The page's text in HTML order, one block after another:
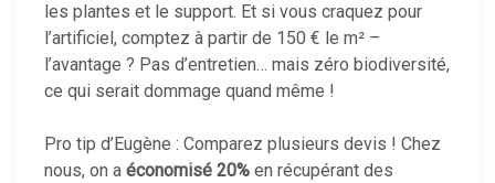
les plantes et le support. Et si vous craquez pour
l’artificiel, comptez à partir de 150 € le m² –
l’avantage ? Pas d’entretien… mais zéro biodiversité,
ce qui serait dommage quand même !
Pro tip d’Eugène : Comparez plusieurs devis ! Chez
nous, on a économisé 20% en récupérant des